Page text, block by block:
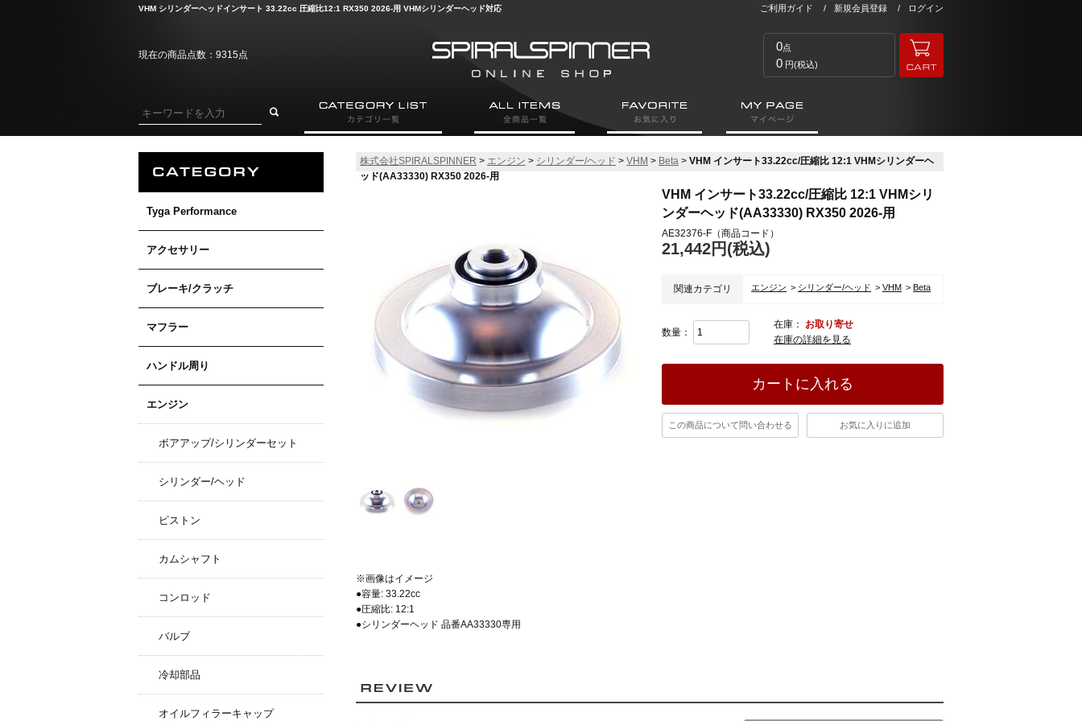
VHM シリンダーヘッドインサート 33.22cc 圧縮比12:1 RX350 2026-用 VHMシリンダーヘッド対応 ご利用ガイド 新規会員登録 ログイン
現在の商品点数：9315点
0点
0 円(税込)
Tyga Performance
アクセサリー
ブレーキ/クラッチ
マフラー
ハンドル周り
エンジン
ボアアップ/シリンダーセット
シリンダー/ヘッド
ピストン
カムシャフト
コンロッド
バルブ
冷却部品
オイルフィラーキャップ
株式会社SPIRALSPINNER > エンジン > シリンダー/ヘッド > VHM > Beta > VHM インサート33.22cc/圧縮比 12:1 VHMシリンダーヘ
ッド(AA33330) RX350 2026-用
VHM インサート33.22cc/圧縮比 12:1 VHMシリ
ンダーヘッド(AA33330) RX350 2026-用
AE32376-F （商品コード）
21,442円(税込)
関連カテゴリ エンジン シリンダー/ヘッド VHM Beta
数量：
在庫： お取り寄せ
在庫の詳細を見る
カートに入れる
この商品について問い合わせる お気に入りに追加
※画像はイメージ
●容量: 33.22cc
●圧縮比: 12:1
●シリンダーヘッド 品番AA33330専用